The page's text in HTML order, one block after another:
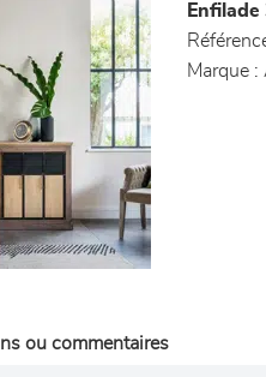
Marque :
ou commentaires